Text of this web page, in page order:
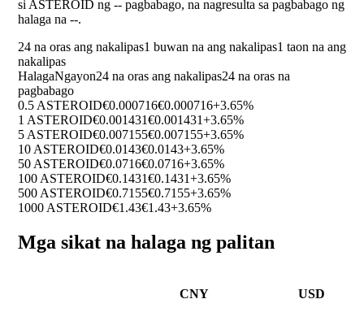
si ASTEROID ng -- pagbabago, na nagresulta sa pagbabago ng
halaga na --.
24 na oras ang nakalipas1 buwan na ang nakalipas1 taon na ang
nakalipas
HalagaNgayon24 na oras ang nakalipas24 na oras na
pagbabago
0.5 ASTEROID€0.000716€0.000716+3.65%
1 ASTEROID€0.001431€0.001431+3.65%
5 ASTEROID€0.007155€0.007155+3.65%
10 ASTEROID€0.0143€0.0143+3.65%
50 ASTEROID€0.0716€0.0716+3.65%
100 ASTEROID€0.1431€0.1431+3.65%
500 ASTEROID€0.7155€0.7155+3.65%
1000 ASTEROID€1.43€1.43+3.65%
Mga sikat na halaga ng palitan
CNY USD